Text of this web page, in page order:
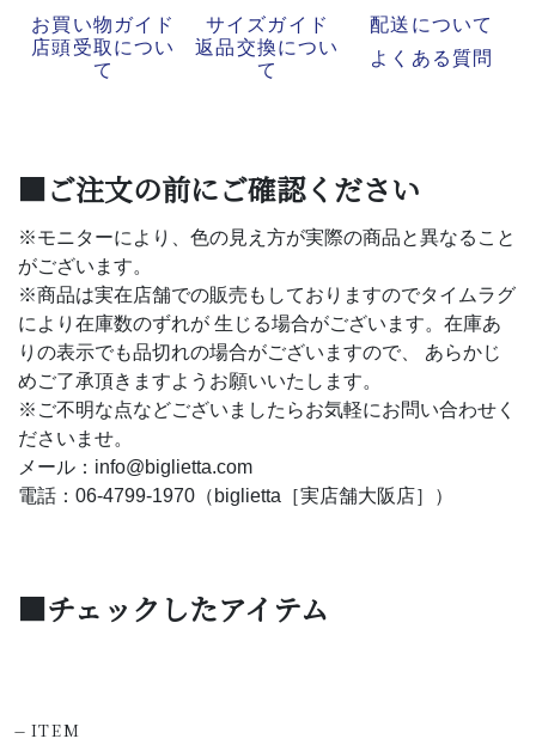
お買い物ガイド サイズガイド
配送について
店頭受取につい
て
返品交換につい
て
よくある質問
■ご注文の前にご確認ください
※モニターにより、色の見え方が実際の商品と異なること
がございます。
※商品は実在店舗での販売もしておりますのでタイムラグ
により在庫数のずれが 生じる場合がございます。在庫あ
りの表示でも品切れの場合がございますので、 あらかじ
めご了承頂きますようお願いいたします。
※ご不明な点などございましたらお気軽にお問い合わせく
ださいませ。
メール：info@biglietta.com
電話：06-4799-1970（biglietta［実店舗大阪店］）
■チェックしたアイテム
-ITEM